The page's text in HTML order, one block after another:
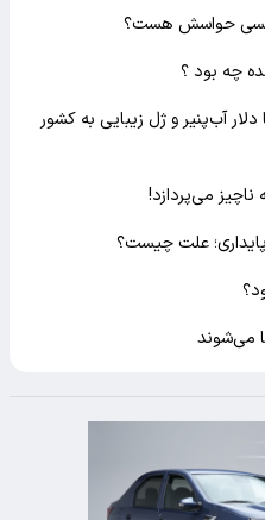
چه بود ؟
آب‌پنیر و ژل زیبایی به کشور
می‌پردازد!
علت چیست؟
می‌شوند